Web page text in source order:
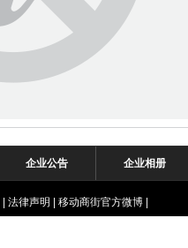
企业公告 企业相册
法律声明 移动商街官方微博